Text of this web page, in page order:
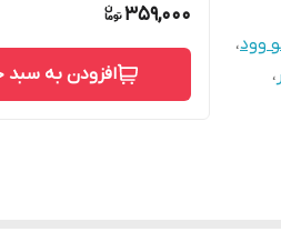
وود،
،
359,000
افزودن به سبد